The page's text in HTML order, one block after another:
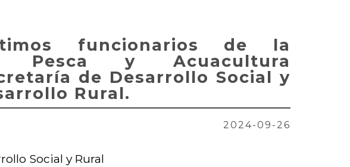
funcionarios de la
Pesca y Acuacultura
de Desarrollo Social y
Rural.
2024-09-26
Social y Rural